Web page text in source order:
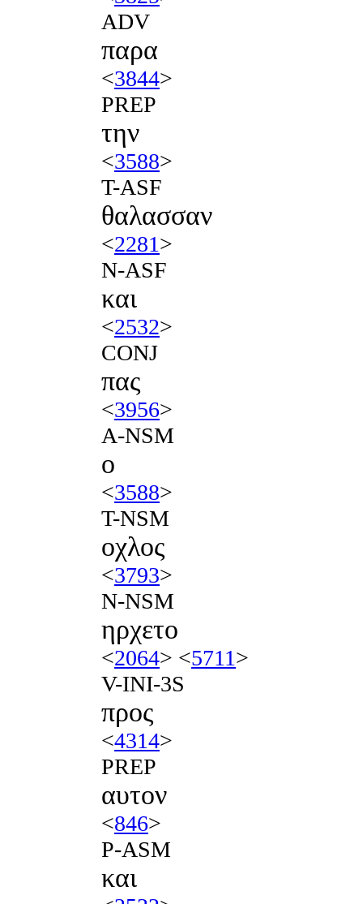
ADV
παρα
<3844>
PREP
την
<3588>
T-ASF
θαλασσαν
<2281>
N-ASF
και
<2532>
CONJ
πας
<3956>
A-NSM
ο
<3588>
T-NSM
οχλος
<3793>
N-NSM
ηρχετο
<2064> <5711>
V-INI-3S
προς
<4314>
PREP
αυτον
<846>
P-ASM
και